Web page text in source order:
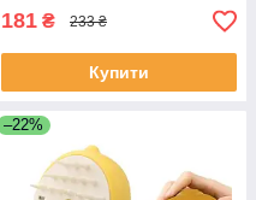
181 ₴ 233 ₴
Купити
–22%